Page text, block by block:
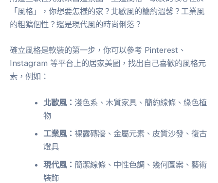
「風格」，你想要怎樣的家？北歐風的簡約溫馨？工業風
的粗獷個性？還是現代風的時尚俐落？
確立風格是軟裝的第一步，你可以參考 Pinterest、
Instagram 等平台上的居家美圖，找出自己喜歡的風格元
素，例如：
北歐風： 淺色系、木質家具、簡約線條、綠色植
物
工業風： 裸露磚牆、金屬元素、皮質沙發、復古
燈具
現代風： 簡潔線條、中性色調、幾何圖案、藝術
裝飾